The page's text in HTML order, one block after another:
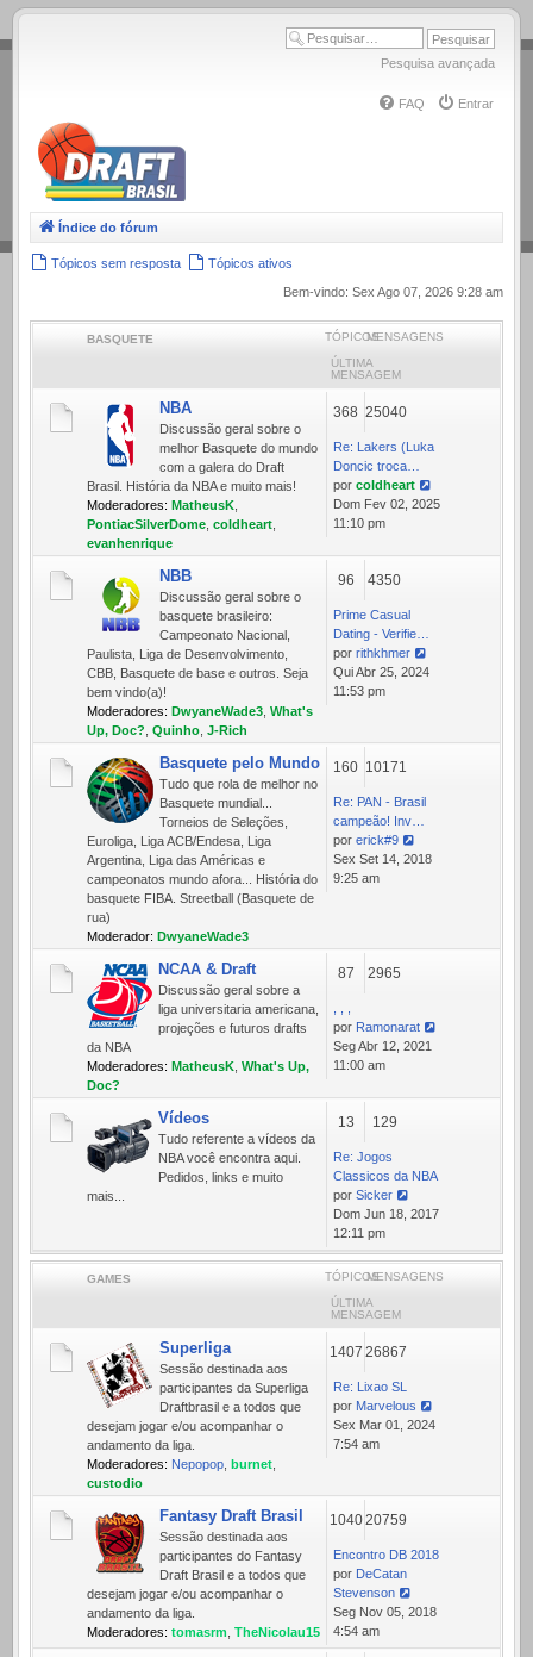
.
Pesquisa avançada
FAQ Entrar
Índice do fórum
Tópicos sem resposta
Tópicos ativos
Bem-vindo: Sex Ago 07, 2026 9:28 am
BASQUETE TÓPICOSMENSAGENS
ÚLTIMA
MENSAGEM
NBA
Discussão geral sobre o
melhor Basquete do mundo
com a galera do Draft
Brasil. História da NBA e muito mais!
Moderadores: MatheusK
PontiacSilverDome coldheart
evanhenrique
368 25040
Re: Lakers (Luka
Doncic troca…
por coldheart
Ver
última
Dom Fev 02, 2025
11:10 pm
NBB
Discussão geral sobre o
basquete brasileiro:
Campeonato Nacional,
Paulista, Liga de Desenvolvimento,
CBB, Basquete de base e outros. Seja
bem vindo(a)!
Moderadores: DwyaneWade3 What's
Up, Doc? Quinho J-Rich
96 4350
Prime Сasual
Dating - Verifie…
por rithkhmer
Ver
última
Qui Abr 25, 2024
11:53 pm
Basquete pelo Mundo
Tudo que rola de melhor no
Basquete mundial...
Torneios de Seleções,
Euroliga, Liga ACB/Endesa, Liga
Argentina, Liga das Américas e
campeonatos mundo afora... História do
basquete FIBA. Streetball (Basquete de
rua)
Moderador: DwyaneWade3
160 10171
Re: PAN - Brasil
campeão! Inv…
por erick#9
Ver
última
Sex Set 14, 2018
9:25 am
NCAA & Draft
Discussão geral sobre a
liga universitaria americana,
projeções e futuros drafts
da NBA
Moderadores: MatheusK What's Up,
Doc?
87 2965
por Ramonarat
Ver
última
Seg Abr 12, 2021
11:00 am
Vídeos
Tudo referente a ví­deos da
NBA você encontra aqui.
Pedidos, links e muito
mais...
13 129
Re: Jogos
Classicos da NBA
por Sicker
Ver
última
mensagem
Dom Jun 18, 2017
12:11 pm
GAMES TÓPICOSMENSAGENS
ÚLTIMA
MENSAGEM
Superliga
Sessão destinada aos
participantes da Superliga
Draftbrasil e a todos que
desejam jogar e/ou acompanhar o
andamento da liga.
Moderadores: Nepopop burnet
custodio
1407 26867
Re: Lixao SL
por Marvelous
Ver
última
Sex Mar 01, 2024
7:54 am
Fantasy Draft Brasil
Sessão destinada aos
participantes do Fantasy
Draft Brasil e a todos que
desejam jogar e/ou acompanhar o
andamento da liga.
Moderadores: tomasrm TheNicolau15
104020759
Encontro DB 2018
por DeCatan
Stevenson
Ver
última
mensagem
Seg Nov 05, 2018
4:54 am